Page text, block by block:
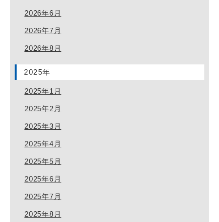
2026年6月
2026年7月
2026年8月
2025年
2025年1月
2025年2月
2025年3月
2025年4月
2025年5月
2025年6月
2025年7月
2025年8月